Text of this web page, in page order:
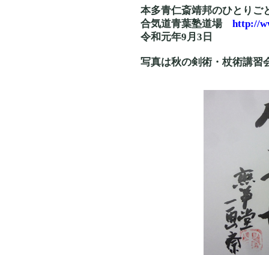
本多青仁斎靖邦のひとりご
合気道青葉塾道場 http://
令和元年9月3日
写真は秋の剣術・杖術講習